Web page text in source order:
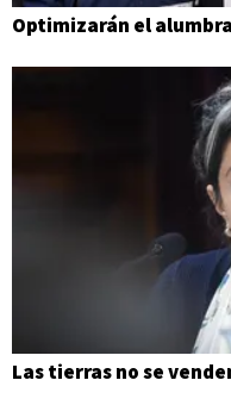
Optimizarán el
Las tierras no se